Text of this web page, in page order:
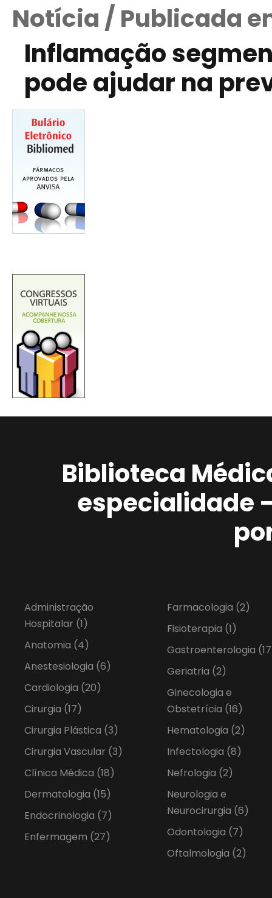
Notícia / Publicada
Inflamação
pode ajudar na
Biblioteca
especialidade
Administração
Hospitalar (1)
Anatomia (4)
Anestesiologia (6)
Cardiologia (20)
Cirurgia (17)
Cirurgia Plástica (3)
Cirurgia Vascular (3)
Clínica Médica (18)
Dermatologia (15)
Endocrinologia (7)
Enfermagem (27)
Farmacologia (2)
Fisioterapia (1)
Gastroenterologia
Geriatria (2)
Ginecologia e
Obstetrícia (16)
Hematologia (2)
Infectologia (8)
Nefrologia (2)
Neurologia e
Neurocirurgia (6)
Odontologia (7)
Oftalmologia (2)